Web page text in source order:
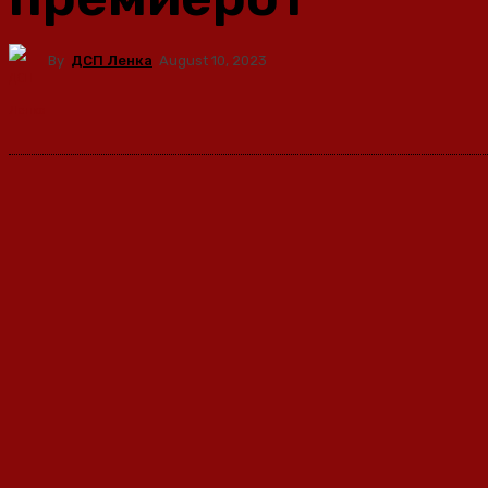
By ДСП Ленка August 10, 2023